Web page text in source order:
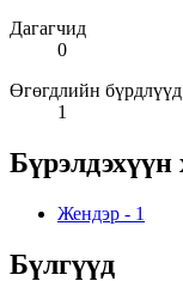
Дагагчид
0
Өгөгдлийн бүрдлүүд
1
Бүрэлдэхүүн
Жендэр - 1
Бүлгүүд